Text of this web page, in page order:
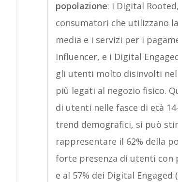
popolazione: i Digital
consumatori che utilizzano
media e i servizi per i
influencer, e i Digital
gli utenti molto disinvolti
più legati al negozio fisico.
di utenti nelle fasce di età
trend demografici, si può
rappresentare il 62% della
forte presenza di utenti con
e al 57% dei Digital